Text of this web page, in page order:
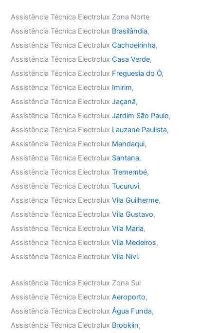
Assistência Técnica Electrolux Zona Norte
Assistência Técnica Electrolux Brasilândia,
Assistência Técnica ElectroluxCachoeirinha,
Assistência Técnica ElectroluxCasa Verde,
Assistência Técnica Electrolux Freguesia do Ó,
Assistência Técnica Electrolux Imirim,
Assistência Técnica ElectroluxJaçanã,
Assistência Técnica ElectroluxJardim São Paulo,
Assistência Técnica Electrolux Lauzane Paulista,
Assistência Técnica Electrolux Mandaqui,
Assistência Técnica Electrolux Santana,
Assistência Técnica ElectroluxTremembé,
Assistência Técnica ElectroluxTucuruvi,
Assistência Técnica ElectroluxVila Guilherme,
Assistência Técnica ElectroluxVila Gustavo,
Assistência Técnica ElectroluxVila Maria,
Assistência Técnica ElectroluxVila Medeiros,
Assistência Técnica ElectroluxVila Nivi.
Assistência Técnica Electrolux Zona Sul
Assistência Técnica ElectroluxAeroporto,
Assistência Técnica ElectroluxÁgua Funda,
Assistência Técnica Electrolux Brooklin,